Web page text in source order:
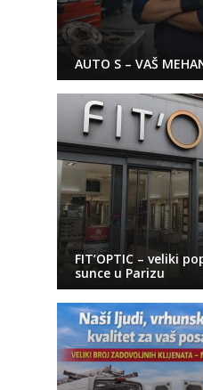
AUTO S – VAŠ
FIT’OPTIC – veliki
sunce u Parizu